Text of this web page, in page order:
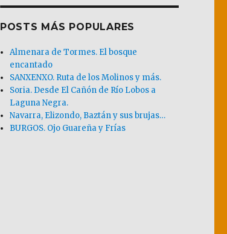
POSTS MÁS POPULARES
Almenara de Tormes. El bosque
encantado
SANXENXO. Ruta de los Molinos y más.
Soria. Desde El Cañón de Río Lobos a
Laguna Negra.
Navarra, Elizondo, Baztán y sus brujas…
BURGOS. Ojo Guareña y Frías